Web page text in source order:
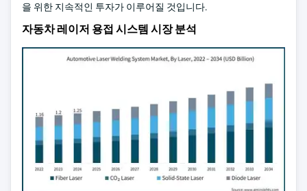
을 위한 지속적인 투자가 이루어질 것입니다.
자동차 레이저 용접 시스템 시장 분석